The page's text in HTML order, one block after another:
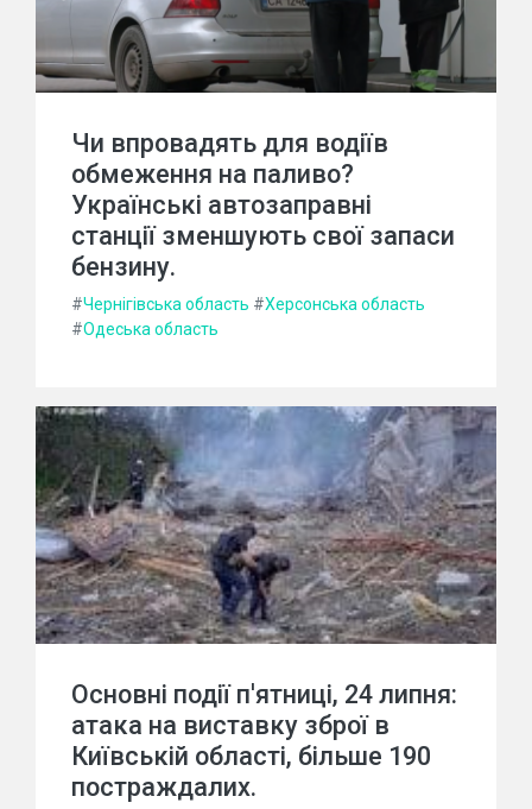
Чи впровадять для водіїв
обмеження на паливо?
Українські автозаправні
станції зменшують свої запаси
бензину.
#Чернігівська область #Херсонська область
#Одеська область
Основні події п'ятниці, 24 липня:
атака на виставку зброї в
Київській області, більше 190
постраждалих.